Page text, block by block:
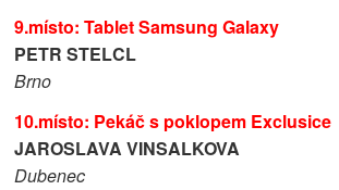
9.místo: Tablet Samsung Galaxy
PETR STELCL
Brno
10.místo: Pekáč s poklopem Exclusice
JAROSLAVA VINSALKOVA
Dubenec